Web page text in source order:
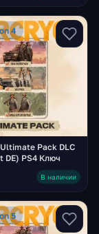
4
Pack DLC
DE) PS4 Ключ
В наличии
5